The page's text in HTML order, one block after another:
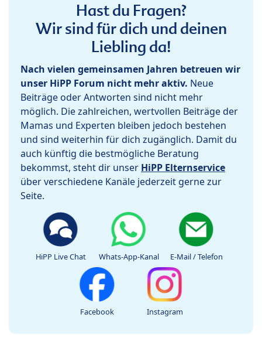
Hast du Fragen?
Wir sind für dich und deinen
Liebling da!
Nach vielen gemeinsamen Jahren betreuen wir
unser HiPP Forum nicht mehr aktiv. Neue
Beiträge oder Antworten sind nicht mehr
möglich. Die zahlreichen, wertvollen Beiträge der
Mamas und Experten bleiben jedoch bestehen
und sind weiterhin für dich zugänglich. Damit du
auch künftig die bestmögliche Beratung
bekommst, steht dir unser HiPP Elternservice
über verschiedene Kanäle jederzeit gerne zur
Seite.
HiPP Live Chat Whats-App-Kanal E-Mail / Telefon
Facebook Instagram